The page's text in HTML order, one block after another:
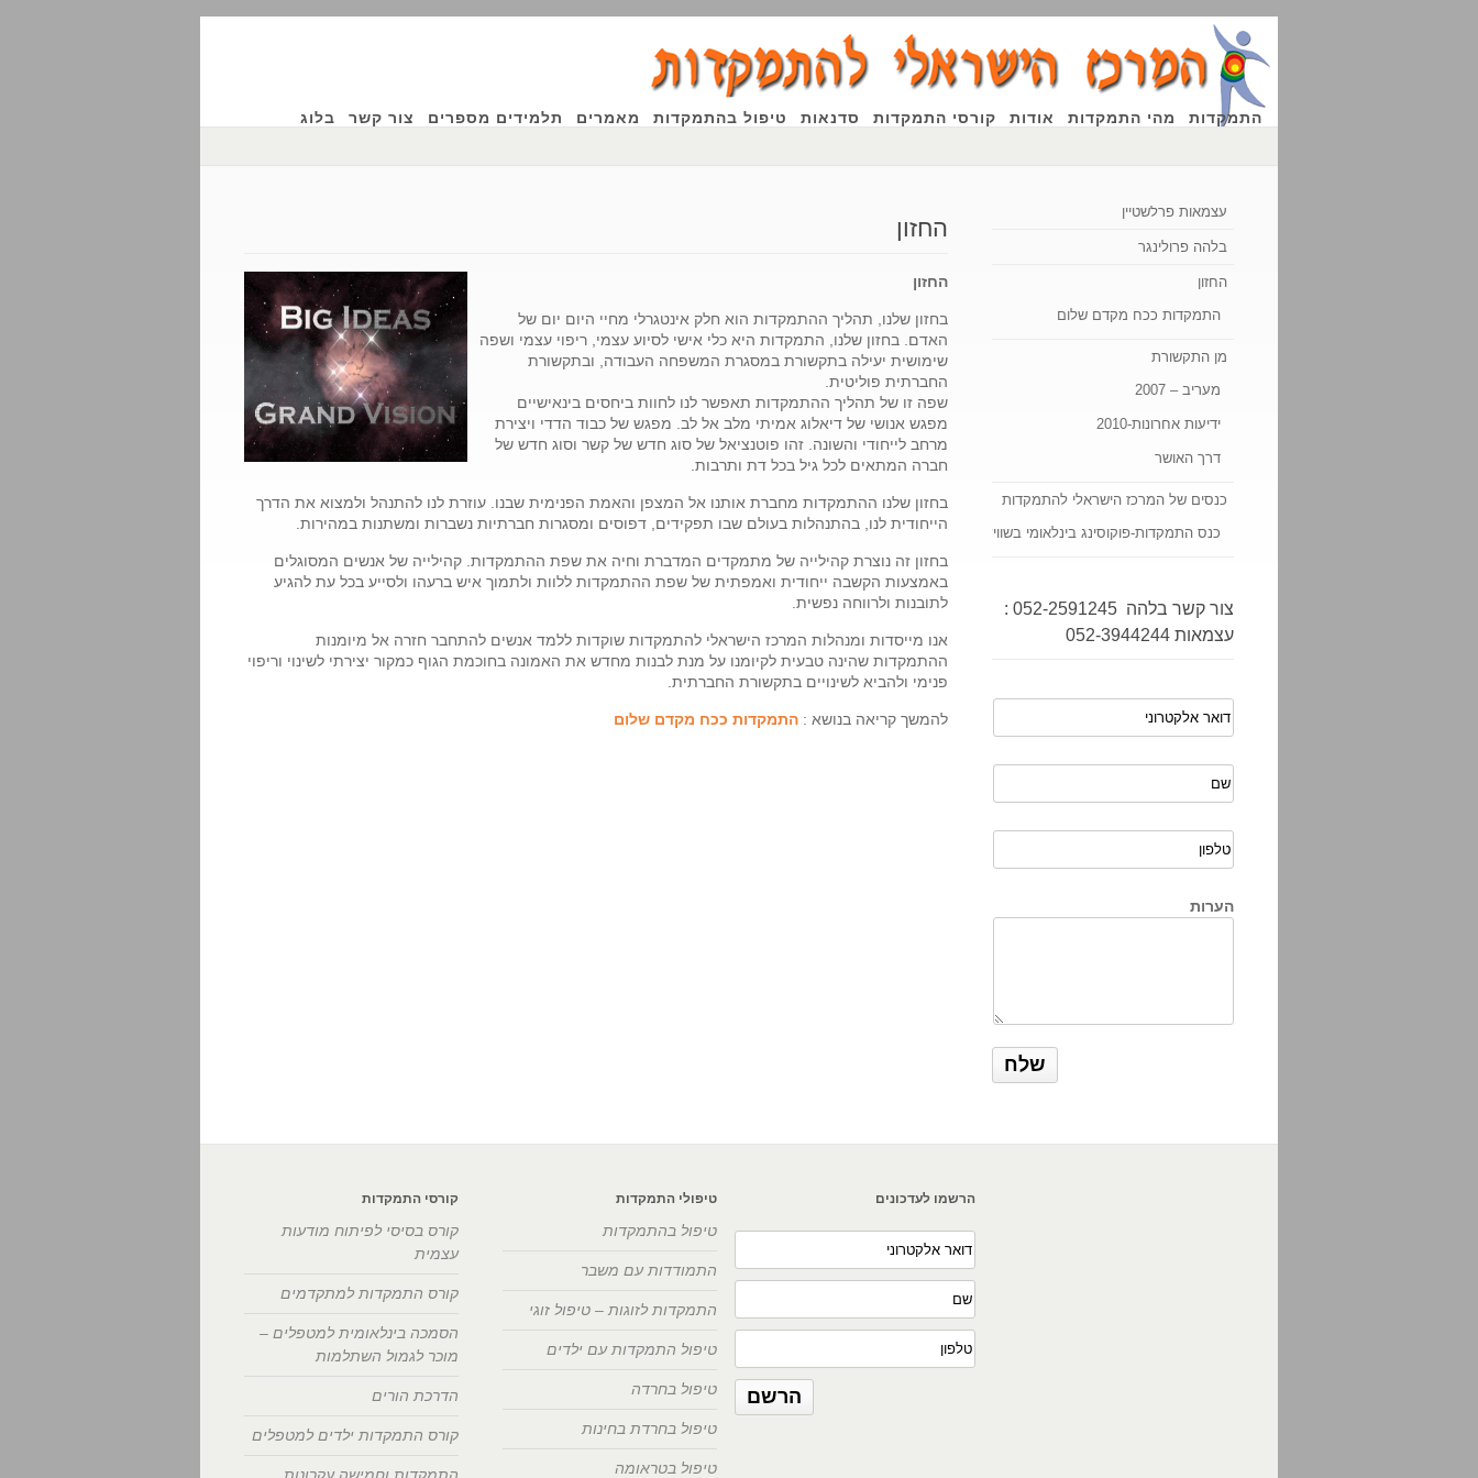
התמקדות מהי התמקדות אודות קורסי התמקדות סדנאות טיפול בהתמקדות מאמרים תלמידים מספרים צור קשר בלוג
החזון
החזון
בחזון שלנו, תהליך ההתמקדות הוא חלק אינטגרלי מחיי היום יום של
האדם. בחזון שלנו, התמקדות היא כלי אישי לסיוע עצמי, ריפוי עצמי ושפה
שימושית יעילה בתקשורת במסגרת המשפחה העבודה, ובתקשורת
החברתית פוליטית.
שפה זו של תהליך ההתמקדות תאפשר לנו לחוות ביחסים בינאישיים
מפגש אנושי של דיאלוג אמיתי מלב אל לב. מפגש של כבוד הדדי ויצירת
מרחב לייחודי והשונה. זהו פוטנציאל של סוג חדש של קשר וסוג חדש של
חברה המתאים לכל גיל בכל דת ותרבות.
בחזון שלנו ההתמקדות מחברת אותנו אל המצפן והאמת הפנימית שבנו. עוזרת לנו להתנהל ולמצוא את הדרך
הייחודית לנו, בהתנהלות בעולם שבו תפקידים, דפוסים ומסגרות חברתיות נשברות ומשתנות במהירות.
בחזון זה נוצרת קהילייה של מתמקדים המדברת וחיה את שפת ההתמקדות. קהילייה של אנשים המסוגלים
באמצעות הקשבה ייחודית ואמפתית של שפת ההתמקדות ללוות ולתמוך איש ברעהו ולסייע בכל עת להגיע
לתובנות ולרווחה נפשית.
אנו מייסדות ומנהלות המרכז הישראלי להתמקדות שוקדות ללמד אנשים להתחבר חזרה אל מיומנות
ההתמקדות שהינה טבעית לקיומנו על מנת לבנות מחדש את האמונה בחוכמת הגוף כמקור יצירתי לשינוי וריפוי
פנימי ולהביא לשינויים בתקשורת החברתית.
להמשך קריאה בנושא : התמקדות ככח מקדם שלום
עצמאות פרלשטיין
בלהה פרולינגר
החזון
התמקדות ככח מקדם שלום
מן התקשורת
מעריב – 2007
ידיעות אחרונות-2010
דרך האושר
כנסים של המרכז הישראלי להתמקדות
כנס התמקדות-פוקוסינג בינלאומי בשוויץ
צור קשר בלהה 052-2591245 :
עצמאות 052-3944244
הערות
קורסי התמקדות
קורס בסיסי לפיתוח מודעות
עצמית
קורס התמקדות למתקדמים
הסמכה בינלאומית למטפלים –
מוכר לגמול השתלמות
הדרכת הורים
קורס התמקדות ילדים למטפלים
טיפולי התמקדות
טיפול בהתמקדות
התמודדות עם משבר
התמקדות לזוגות – טיפול זוגי
טיפול התמקדות עם ילדים
טיפול בחרדה
טיפול בחרדת בחינות
טיפול בטראומה
הרשמו לעדכונים